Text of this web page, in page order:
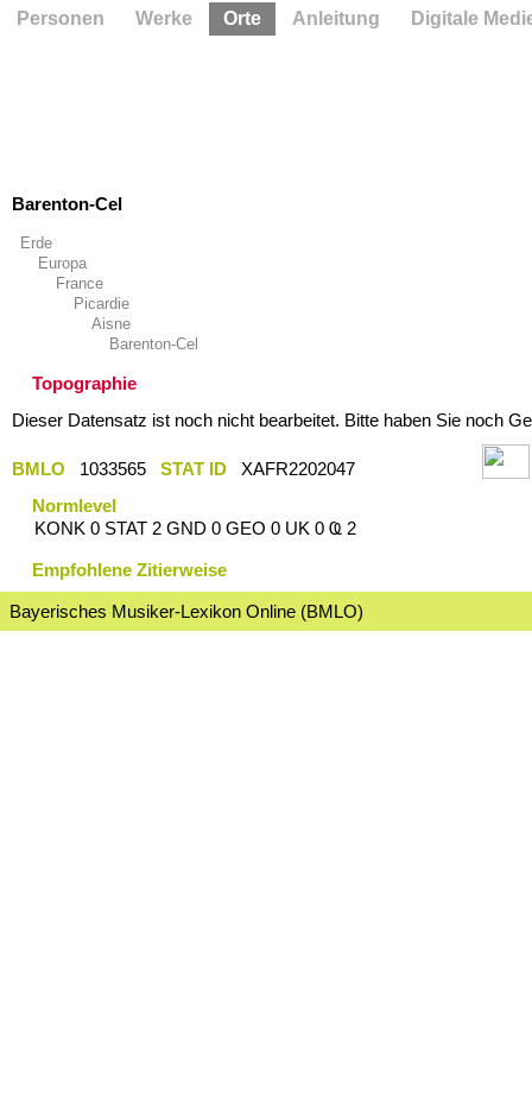
Barenton-Cel
Erde
Europa
France
Picardie
Aisne
Barenton-Cel
Topographie
Dieser Datensatz ist noch nicht bearbeitet. Bitte haben Sie noch
BMLO 1033565 STAT ID
XAFR2202047
Normlevel
KONK 0 STAT 2 GND 0 GEO 0 UK 0 Ҩ 2
Empfohlene Zitierweise
Bayerisches Musiker-Lexikon Online (BMLO)
Personen Werke Orte Anleitung Digitale